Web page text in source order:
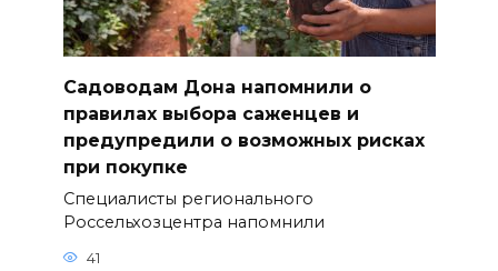
Садоводам Дона напомнили о
правилах выбора саженцев и
предупредили о возможных рисках
при покупке
Специалисты регионального
Россельхозцентра напомнили
41